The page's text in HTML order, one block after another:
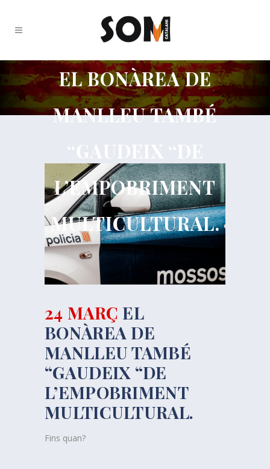
EL BONÀREA DE
MANLLEU TAMBÉ
L’EMPOBRIMENT
MULTICULTURAL.
24 MARÇ EL
BONÀREA DE
MANLLEU TAMBÉ
“GAUDEIX “DE
L’EMPOBRIMENT
MULTICULTURAL.
Fins quan?